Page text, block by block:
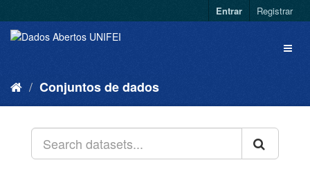
Entrar Registrar
Conjuntos de dados